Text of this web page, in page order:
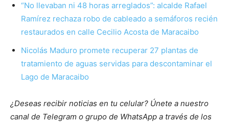
“No llevaban ni 48 horas arreglados”: alcalde Rafael
Ramírez rechaza robo de cableado a semáforos recién
restaurados en calle Cecilio Acosta de Maracaibo
Nicolás Maduro promete recuperar 27 plantas de
tratamiento de aguas servidas para descontaminar el
Lago de Maracaibo
¿Deseas recibir noticias en tu celular? Únete a nuestro
canal de Telegram o grupo de WhatsApp a través de los